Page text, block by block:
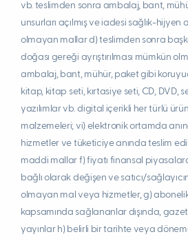
vb. teslimden sonra ambalaj, bant,
unsurları açılmış ve iadesi sağlık-hijyen
olmayan mallar d) teslimden sonra
doğası gereği ayrıştırılması mümkün
ambalaj, bant, mühür, paket gibi
kitap, kitap seti, kırtasiye seti, CD, DVD,
yazılımlar vb. digital içerikli her türlü
malzemeleri; vi) elektronik ortamda
hizmetler ve tüketiciye anında teslim
maddi mallar f) fiyatı finansal
bağlı olarak değişen ve satıcı/
olmayan mal veya hizmetler, g)
kapsamında sağlananlar dışında,
yayınlar h) belirli bir tarihte veya